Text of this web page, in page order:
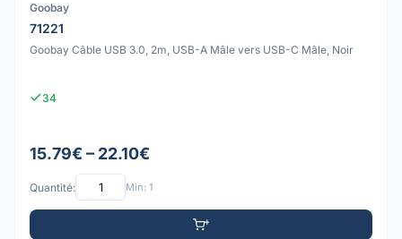
Goobay
71221
Goobay Câble USB 3.0, 2m, USB-A Mâle vers USB-C Mâle, Noir
34
15.79€ – 22.10€
Quantité: Min: 1